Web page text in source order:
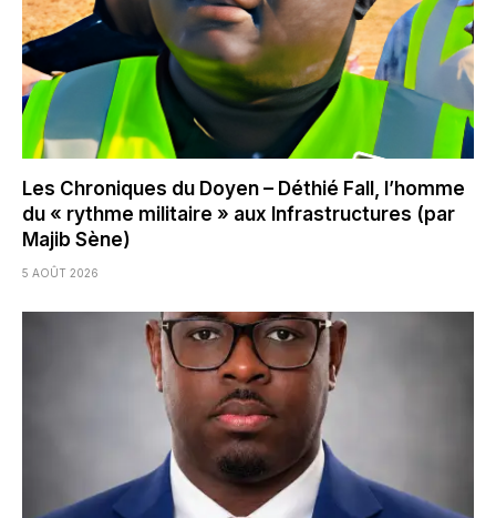
Les Chroniques du Doyen – Déthié Fall, l’homme
du « rythme militaire » aux Infrastructures (par
Majib Sène)
5 AOÛT 2026